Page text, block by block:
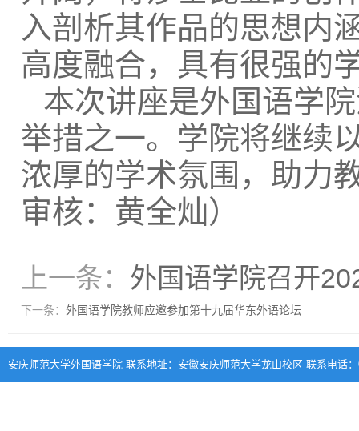
入剖析其作品的思想内
高度融合，具有很强的
本次讲座是外国语学
举措之一。学院将继续
浓厚的学术氛围，助力
审核：黄全灿）
上一条： 外国语学院召开
下一条： 外国语学院教师应邀参加第十九届华东外语论坛
安庆师范大学外国语学院 联系地址：安徽安庆师范大学龙山校区 联系电话